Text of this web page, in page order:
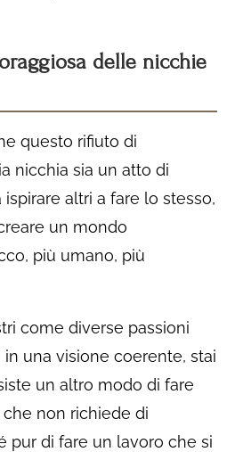
delle nicchie
questo rifiuto di
nicchia sia un atto di
altri a fare lo stesso,
un mondo
più umano, più
come diverse passioni
una visione coerente, stai
un altro modo di fare
non richiede di
pur di fare un lavoro che si